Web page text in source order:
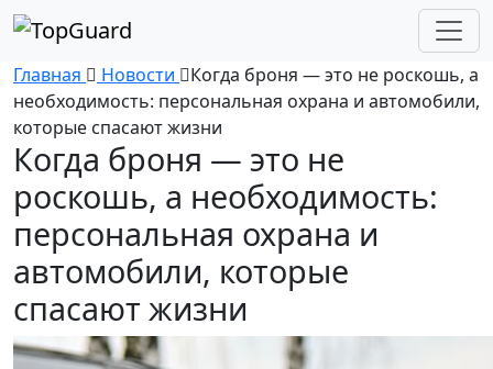
Главная Новости
Когда броня — это не роскошь, а
необходимость: персональная охрана и автомобили,
которые спасают жизни
Когда броня — это не
роскошь, а необходимость:
персональная охрана и
автомобили, которые
спасают жизни